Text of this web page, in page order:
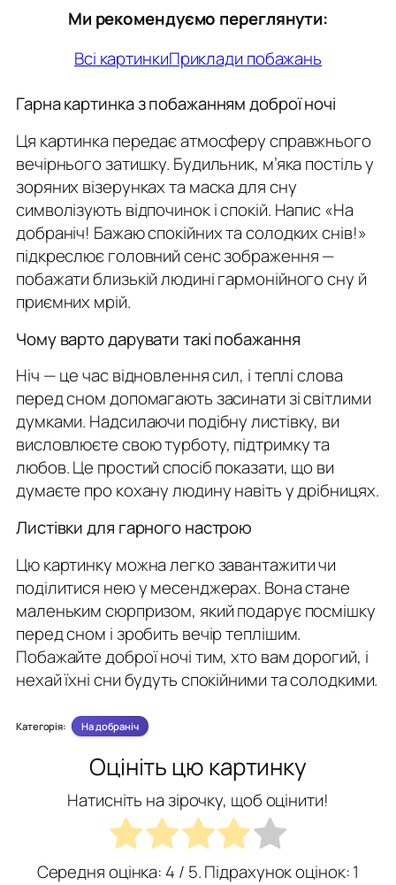
Ми рекомендуємо переглянути:
Всі картинкиПриклади побажань
Гарна картинка з побажанням доброї ночі
Ця картинка передає атмосферу справжнього
вечірнього затишку. Будильник, м’яка постіль у
зоряних візерунках та маска для сну
символізують відпочинок і спокій. Напис«На
добраніч! Бажаю спокійних та солодких снів!»
підкреслює головний сенс зображення —
побажати близькій людині гармонійного сну й
приємних мрій.
Чому варто дарувати такі побажання
Ніч — це час відновлення сил, і теплі слова
перед сном допомагають засинати зі світлими
думками. Надсилаючи подібну листівку, ви
висловлюєте свою турботу, підтримку та
любов. Це простий спосіб показати, що ви
думаєте про кохану людину навіть у дрібницях.
Листівки для гарного настрою
Цю картинку можна легко завантажити чи
поділитися нею у месенджерах. Вона стане
маленьким сюрпризом, який подарує посмішку
перед сном і зробить вечір теплішим.
Побажайте доброї ночі тим, хто вам дорогий, і
нехай їхні сни будуть спокійними та солодкими.
Категорія: На добраніч
Оцініть цю картинку
Натисніть на зірочку, щоб оцінити!
Середня оцінка: 4 / 5. Підрахунок оцінок:1